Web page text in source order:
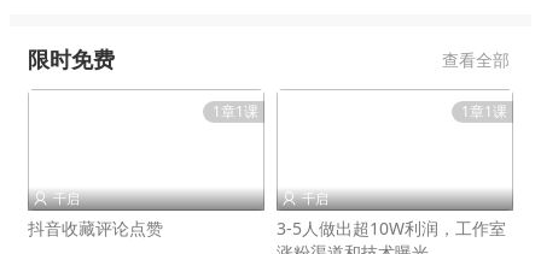
限时免费 查看全部
1章1课
 千启
抖音收藏评论点赞
1章1课
 千启
3-5人做出超10W利润，工作室